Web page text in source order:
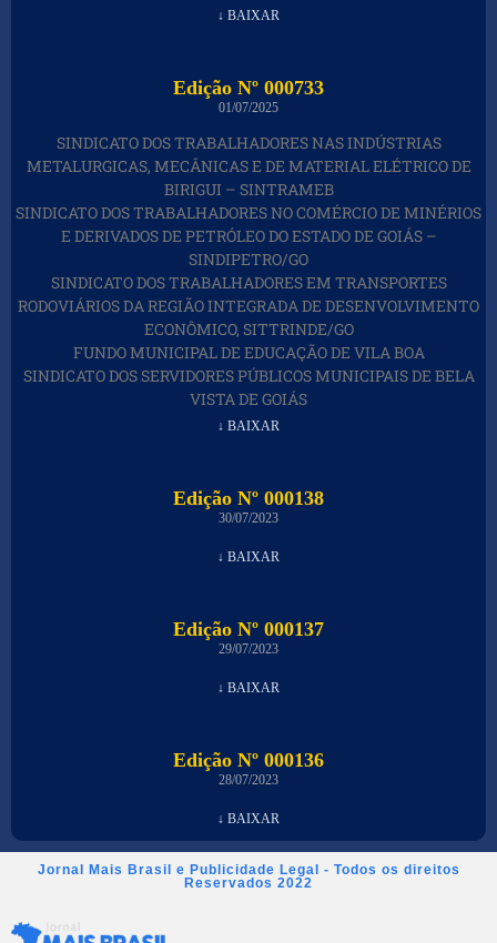
↓ BAIXAR
Edição Nº 000733
01/07/2025
SINDICATO DOS TRABALHADORES NAS INDÚSTRIAS
METALURGICAS, MECÂNICAS E DE MATERIAL ELÉTRICO DE
BIRIGUI – SINTRAMEB
SINDICATO DOS TRABALHADORES NO COMÉRCIO DE MINÉRIOS
E DERIVADOS DE PETRÓLEO DO ESTADO DE GOIÁS –
SINDIPETRO/GO
SINDICATO DOS TRABALHADORES EM TRANSPORTES
RODOVIÁRIOS DA REGIÃO INTEGRADA DE DESENVOLVIMENTO
ECONÔMICO, SITTRINDE/GO
FUNDO MUNICIPAL DE EDUCAÇÃO DE VILA BOA
SINDICATO DOS SERVIDORES PÚBLICOS MUNICIPAIS DE BELA
VISTA DE GOIÁS
↓ BAIXAR
Edição Nº 000138
30/07/2023
↓ BAIXAR
Edição Nº 000137
29/07/2023
↓ BAIXAR
Edição Nº 000136
28/07/2023
↓ BAIXAR
Jornal Mais Brasil e Publicidade Legal - Todos os direitos
Reservados 2022